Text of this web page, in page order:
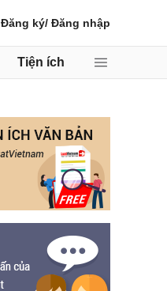
Đăng ký/ Đăng nhập
Tiện ích